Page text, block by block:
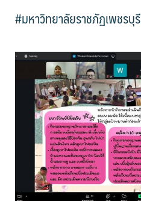
#มหาวิทยาลัยราชภัฏเพชรบุรี